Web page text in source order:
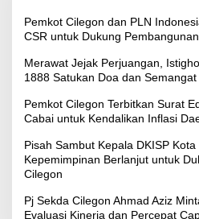
Pemkot Cilegon dan PLN
CSR untuk Dukung
Merawat Jejak Perjuangan,
1888 Satukan Doa dan
Pemkot Cilegon Terbitkan Surat
Cabai untuk Kendalikan Inflasi
Pisah Sambut Kepala DKISP
Kepemimpinan Berlanjut untuk
Cilegon
Pj Sekda Cilegon Ahmad Aziz
Evaluasi Kinerja dan Percepat